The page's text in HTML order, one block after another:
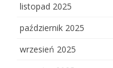
listopad 2025
październik 2025
wrzesień 2025